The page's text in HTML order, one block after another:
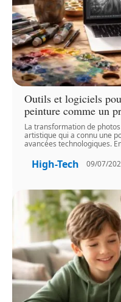
Outils et logiciels
peinture comme un
La transformation de
artistique qui a connu une
avancées technologiques.
High-Tech 09/07/